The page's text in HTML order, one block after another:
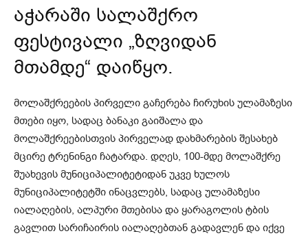
აჭარაში სალაშქრო
ფესტივალი „ზღვიდან
მთამდე“ დაიწყო.
მოლაშქრეების პირველი გაჩერება ჩირუხის ულამაზესი
მთები იყო, სადაც ბანაკი გაიშალა და
მოლაშქრეებისთვის პირველად დახმარების შესახებ
მცირე ტრენინგი ჩატარდა. დღეს, 100-მდე მოლაშქრე
შუახევის მუნიციპალიტეტიდან უკვე ხულოს
მუნიციპალიტეტში ინაცვლებს, სადაც ულამაზესი
იალაღების, ალპური მთებისა და ყარაგოლის ტბის
გავლით სარიჩაირის იალაღებთან გადავლენ და იქვე